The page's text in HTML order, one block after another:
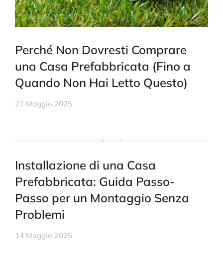
Perché Non Dovresti Comprare
una Casa Prefabbricata (Fino a
Quando Non Hai Letto Questo)
21 Maggio 2025
Installazione di una Casa
Prefabbricata: Guida Passo-
Passo per un Montaggio Senza
Problemi
14 Maggio 2025